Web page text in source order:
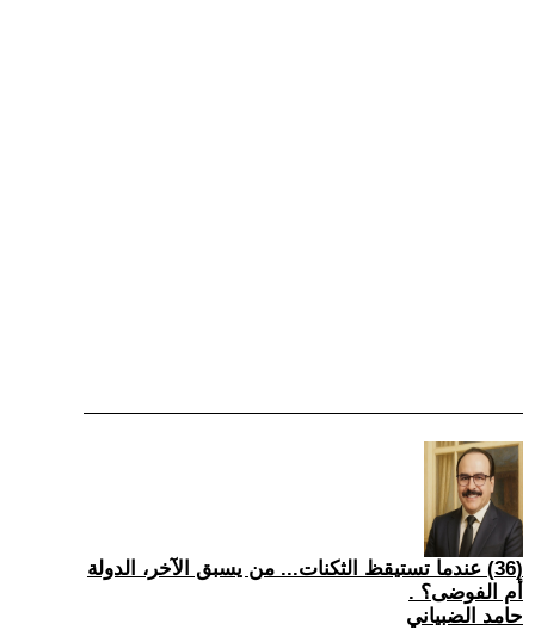
(36) عندما تستيقظ الثكنات... من يسبق الآخر، الدولة
أم الفوضى؟ .
حامد الضبياني